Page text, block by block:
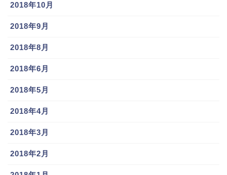
2018年10月
2018年9月
2018年8月
2018年6月
2018年5月
2018年4月
2018年3月
2018年2月